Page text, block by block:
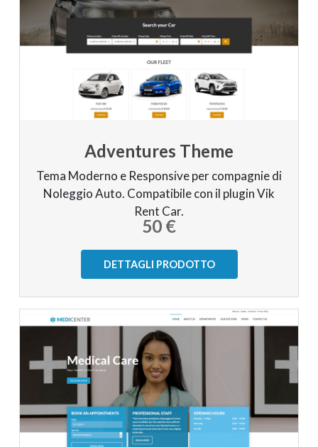
Adventures Theme
Tema Moderno e Responsive per compagnie di
Noleggio Auto. Compatibile con il plugin Vik
Rent Car.
50 €
DETTAGLI PRODOTTO